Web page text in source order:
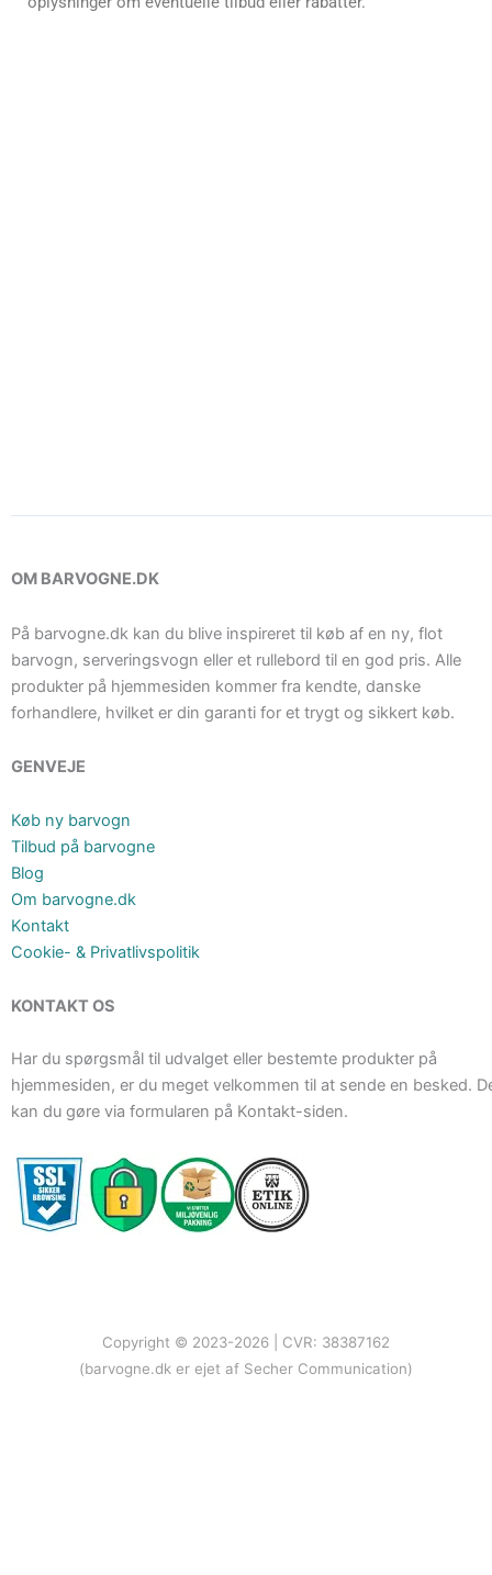
OM BARVOGNE.DK
På barvogne.dk kan du blive inspireret til køb af en ny, flot
barvogn, serveringsvogn eller et rullebord til en god pris. Alle
produkter på hjemmesiden kommer fra kendte, danske
forhandlere, hvilket er din garanti for et trygt og sikkert køb.
GENVEJE
Køb ny barvogn
Tilbud på barvogne
Blog
Om barvogne.dk
Kontakt
Cookie- & Privatlivspolitik
KONTAKT OS
Har du spørgsmål til udvalget eller bestemte produkter på
hjemmesiden, er du meget velkommen til at sende en besked.
kan du gøre via formularen på Kontakt-siden.
Copyright © 2023-2026 | CVR: 38387162
(barvogne.dk er ejet af Secher Communication)